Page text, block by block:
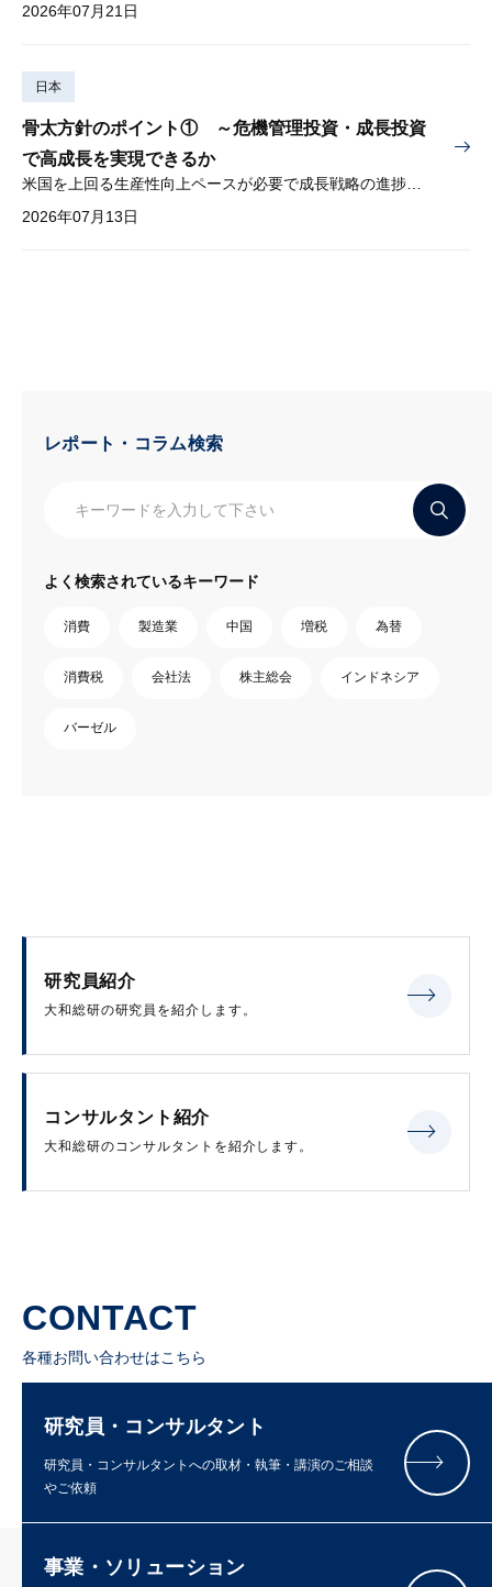
2026年07月21日
日本
骨太方針のポイント① ～危機管理投資・成長投資
で高成長を実現できるか
米国を上回る生産性向上ペースが必要で成長戦略の進捗管理も課題
2026年07月13日
レポート・コラム検索
よく検索されているキーワード
消費 製造業 中国 増税 為替
消費税 会社法 株主総会 インドネシア
バーゼル
研究員紹介
大和総研の研究員を紹介します。
コンサルタント紹介
大和総研のコンサルタントを紹介します。
CONTACT
各種お問い合わせはこちら
研究員・コンサルタント
研究員・コンサルタントへの取材・執筆・講演のご相談
やご依頼
事業・ソリューション